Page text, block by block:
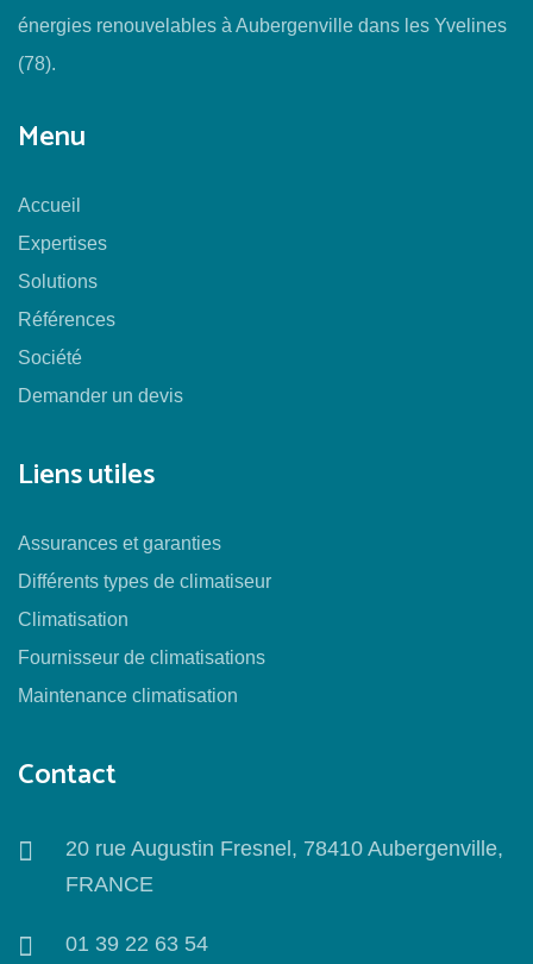
énergies renouvelables à Aubergenville dans les Yvelines
(78).
Menu
Accueil
Expertises
Solutions
Références
Société
Demander un devis
Liens utiles
Assurances et garanties
Différents types de climatiseur
Climatisation
Fournisseur de climatisations
Maintenance climatisation
Contact
20 rue Augustin Fresnel, 78410 Aubergenville,
FRANCE
01 39 22 63 54